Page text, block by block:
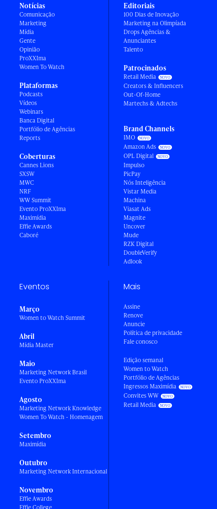
Notícias
Comunicação
Marketing
Mídia
Gente
Opinião
ProXXIma
Women To Watch
Plataformas
Podcasts
Vídeos
Webinars
Banca Digital
Portfólio de Agências
Reports
Coberturas
Cannes Lions
SXSW
MWC
NRF
WW Summit
Evento ProXXIma
Maximídia
Effie Awards
Caboré
Editoriais
100 Dias de Inovação
Marketing na Olimpíada
Drops Agências &
Anunciantes
Talento
Patrocinados
Retail Media
Creators & Influencers
Out-Of-Home
Martechs & Adtechs
Brand Channels
IMO
Amazon Ads
OPL Digital
Impulso
PicPay
Nós Inteligência
Vistar Media
Machina
Viasat Ads
Magnite
Uncover
Mude
RZK Digital
DoubleVerify
Adlook
Eventos
Março
Women to Watch Summit
Abril
Mídia Master
Maio
Marketing Network Brasil
Evento ProXXIma
Agosto
Marketing Network Knowledge
Women To Watch - Homenagem
Setembro
Maximídia
Outubro
Marketing Network Internacional
Novembro
Effie Awards
Effie College
Mais
Assine
Renove
Anuncie
Política de privacidade
Fale conosco
Edição semanal
Women to Watch
Portfólio de Agências
Ingressos Maximídia
Convites WW
Retail Media